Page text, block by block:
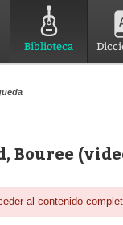
Biblioteca
Bouree
al contenido